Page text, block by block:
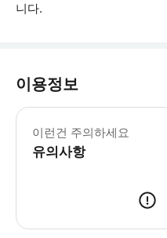
니다.
이용정보
이런건 주의하세요
유의사항